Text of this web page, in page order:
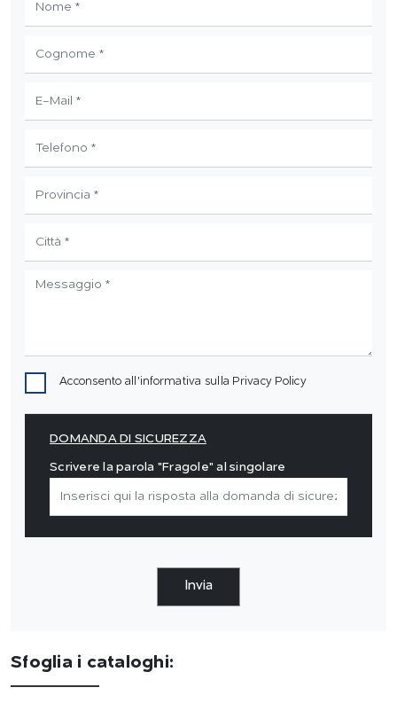
Acconsento all'informativa sulla Privacy Policy
DOMANDA DI SICUREZZA
Scrivere la parola "Fragole" al singolare
Invia
Sfoglia i cataloghi: